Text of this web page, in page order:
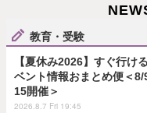
教育・受験
【夏休み2026】すぐ行け
ベント情報おまとめ便＜8/
15開催＞
2026.8.7 Fri 19:45